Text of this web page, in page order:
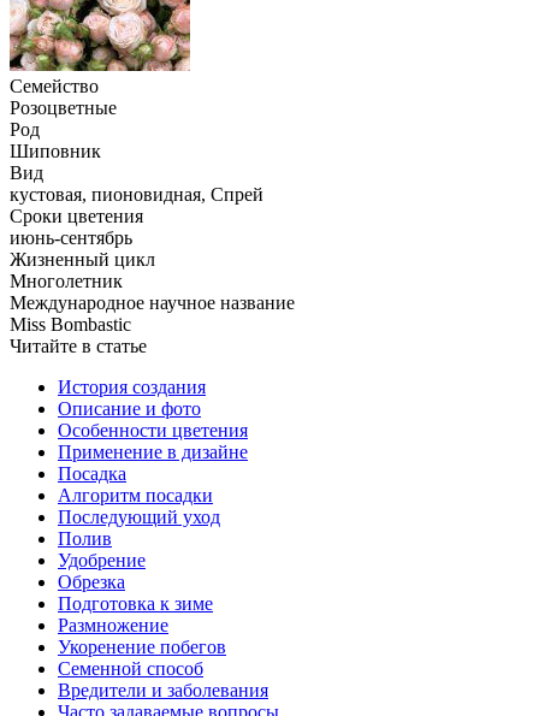
Семейство
Розоцветные
Род
Шиповник
Вид
кустовая, пионовидная, Спрей
Сроки цветения
июнь-сентябрь
Жизненный цикл
Многолетник
Международное научное название
Miss Bombastic
Читайте в статье
История создания
Описание и фото
Особенности цветения
Применение в дизайне
Посадка
Алгоритм посадки
Последующий уход
Полив
Удобрение
Обрезка
Подготовка к зиме
Размножение
Укоренение побегов
Семенной способ
Вредители и заболевания
Часто задаваемые вопросы